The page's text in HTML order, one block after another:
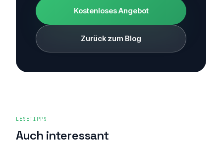
Kostenloses Angebot
Zurück zum Blog
LESETIPPS
Auch interessant